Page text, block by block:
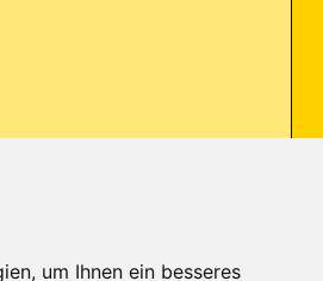
um Ihnen ein besseres
to sender) und bin deshalb darauf